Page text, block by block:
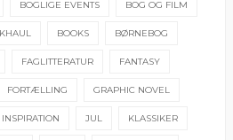
BOGLIGE EVENTS BOG OG FILM
BOOKS BØRNEBOG
FAGLITTERATUR FANTASY
FORTÆLLING GRAPHIC NOVEL
INSPIRATION JUL KLASSIKER